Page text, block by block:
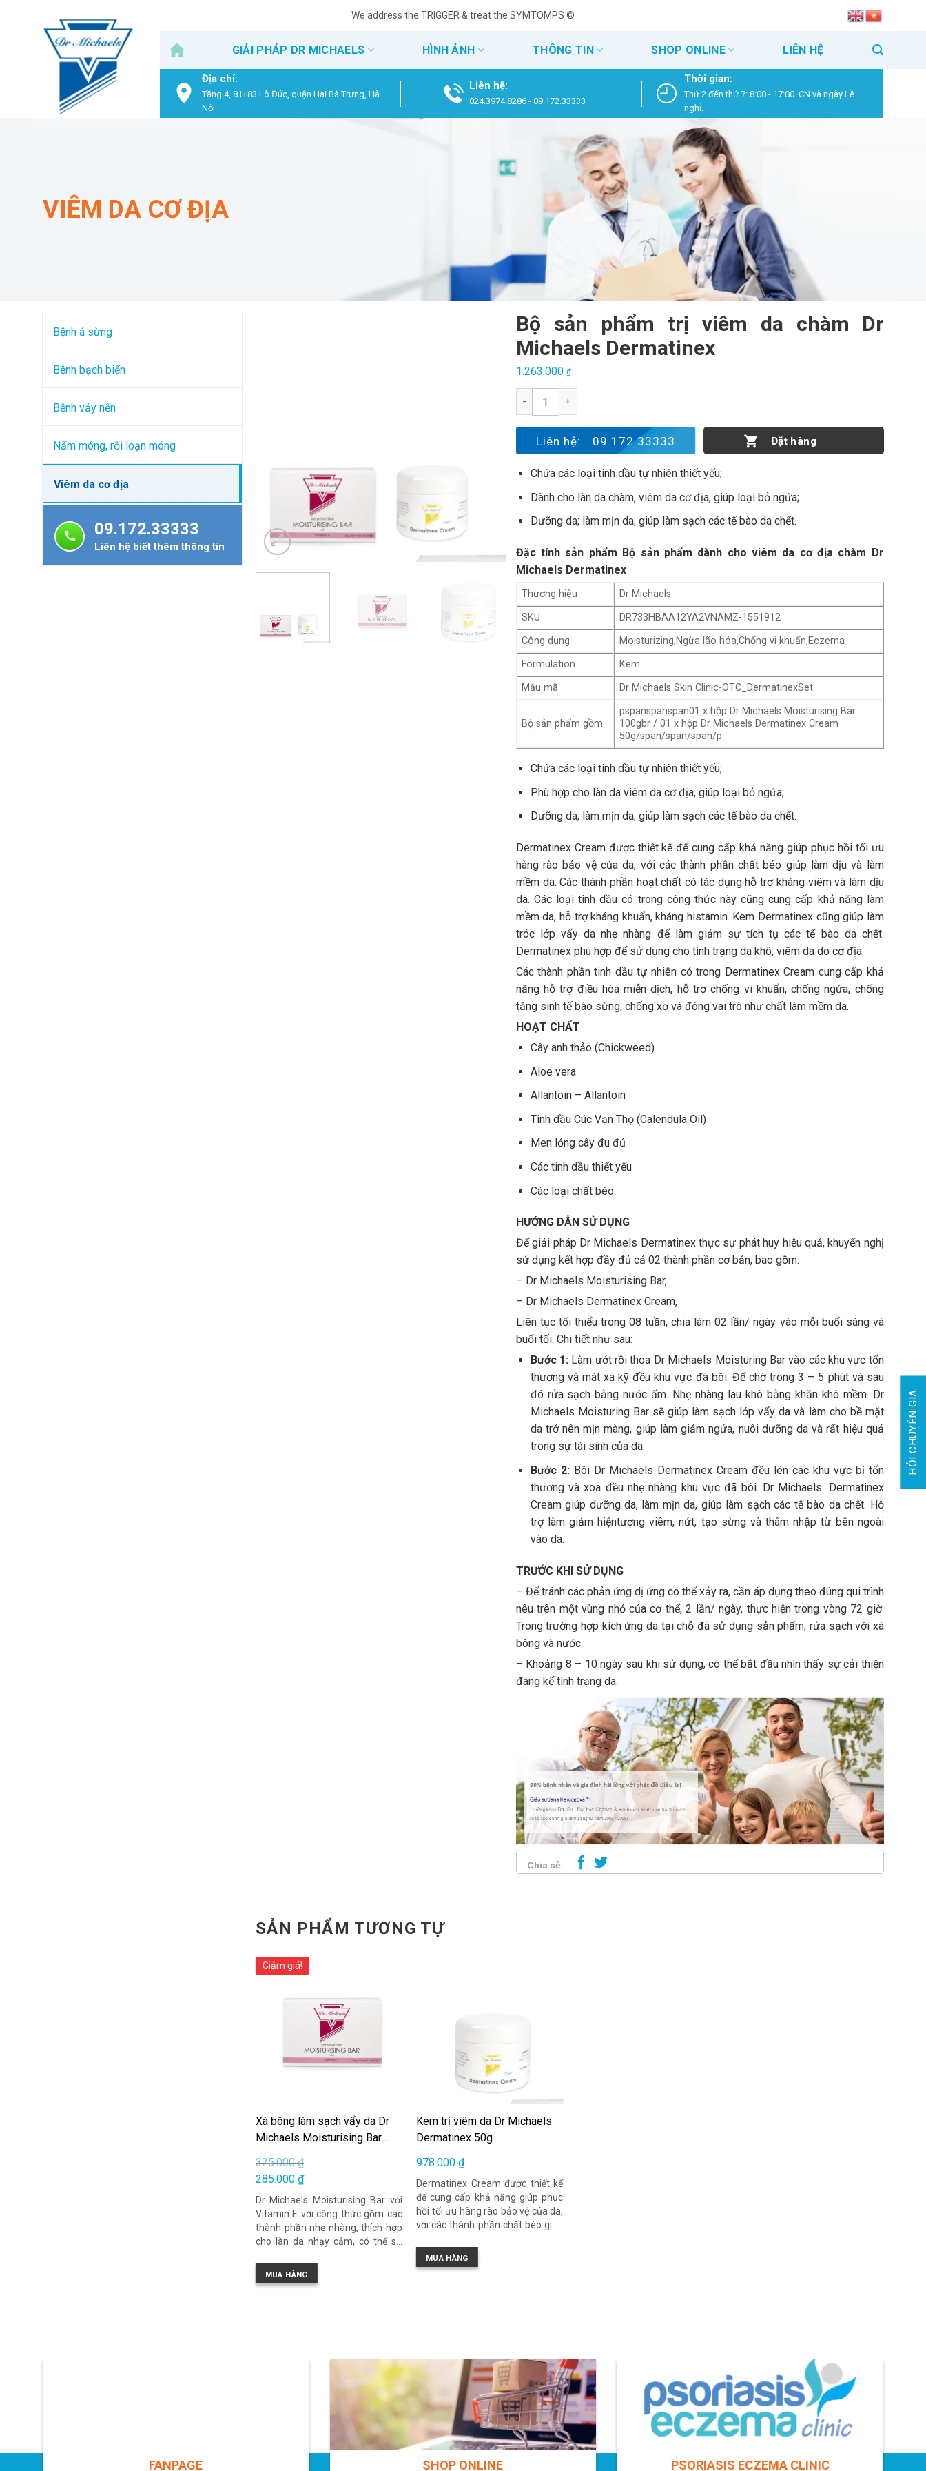
We address the TRIGGER & treat the SYMTOMPS ©
GIẢI PHÁP DR MICHAELS HÌNH ẢNH THÔNG TIN SHOP ONLINE LIÊN HỆ
Địa chỉ:
Tầng 4, 81+83 Lò Đúc, quận Hai Bà Trưng, Hà
Nội
Liên hệ:
024.3974.8286- 09.172.33333
Thời gian:
Thứ 2 đến thứ 7: 8:00 - 17:00. CN và ngày Lễ
nghỉ.
VIÊM DA CƠ ĐỊA
Bệnh á sừng
Bệnh bạch biến
Bệnh vảy nến
Nấm móng, rối loạn móng
Viêm da cơ địa
09.172.33333
Liên hệ biết thêm thông tin
Bộ sản phẩm trị viêm da chàm Dr
Michaels Dermatinex
1.263.000 ₫
Liên hệ: 09.172.33333 Đặt hàng
Chứa các loại tinh dầu tự nhiên thiết yếu;
Dành cho làn da chàm, viêm da cơ địa, giúp loại bỏ ngứa;
Dưỡng da; làm mịn da; giúp làm sạch các tế bào da chết.
Đặc tính sản phẩm Bộ sản phẩm dành cho viêm da cơ địa chàm Dr
Michaels Dermatinex
Thương hiệu
Dr Michaels
SKU
DR733HBAA12YA2VNAMZ-1551912
Công dụng
Moisturizing,Ngừa lão hóa,Chống vi khuẩn,Eczema
Formulation
Kem
Mẫu mã
Dr Michaels Skin Clinic-OTC_DermatinexSet
Bộ sản phẩm gồm
pspanspanspan01 x hộp Dr Michaels Moisturising Bar
100gbr / 01 x hộp Dr Michaels Dermatinex Cream
50g/span/span/span/p
Chứa các loại tinh dầu tự nhiên thiết yếu;
Phù hợp cho làn da viêm da cơ địa, giúp loại bỏ ngứa;
Dưỡng da; làm mịn da; giúp làm sạch các tế bào da chết.
Dermatinex Cream được thiết kế để cung cấp khả năng giúp phục hồi tối ưu
hàng rào bảo vệ của da, với các thành phần chất béo giúp làm dịu và làm
mềm da. Các thành phần hoạt chất có tác dụng hỗ trợ kháng viêm và làm dịu
da. Các loại tinh dầu có trong công thức này cũng cung cấp khả năng làm
mềm da, hỗ trợ kháng khuẩn, kháng histamin. Kem Dermatinex cũng giúp làm
tróc lớp vẩy da nhẹ nhàng để làm giảm sự tích tụ các tế bào da chết.
Dermatinex phù hợp để sử dụng cho tình trạng da khô, viêm da do cơ địa.
Các thành phần tinh dầu tự nhiên có trong Dermatinex Cream cung cấp khả
năng hỗ trợ điều hòa miễn dịch, hỗ trợ chống vi khuẩn, chống ngứa, chống
tăng sinh tế bào sừng, chống xơ và đóng vai trò như chất làm mềm da.
HOẠT CHẤT
Cây anh thảo (Chickweed)
Aloe vera
Allantoin – Allantoin
Tinh dầu Cúc Vạn Thọ (Calendula Oil)
Men lỏng cây đu đủ
Các tinh dầu thiết yếu
Các loại chất béo
HƯỚNG DẪN SỬ DỤNG
Để giải pháp Dr Michaels Dermatinex thực sự phát huy hiệu quả, khuyến nghị
sử dụng kết hợp đầy đủ cả 02 thành phần cơ bản, bao gồm:
– Dr Michaels Moisturising Bar,
– Dr Michaels Dermatinex Cream,
Liên tục tối thiểu trong 08 tuần, chia làm 02 lần/ ngày vào mỗi buổi sáng và
buổi tối. Chi tiết như sau:
Bước 1: Làm ướt rồi thoa Dr Michaels Moisturing Bar vào các khu vực tổn
thương và mát xa kỹ đều khu vực đã bôi. Để chờ trong 3 – 5 phút và sau
đó rửa sạch bằng nước ấm. Nhẹ nhàng lau khô bằng khăn khô mềm. Dr
Michaels Moisturing Bar sẽ giúp làm sạch lớp vẩy da và làm cho bề mặt
da trở nên mịn màng, giúp làm giảm ngứa, nuôi dưỡng da và rất hiệu quả
trong sự tái sinh của da.
Bước 2: Bôi Dr Michaels Dermatinex Cream đều lên các khu vực bị tổn
thương và xoa đều nhẹ nhàng khu vực đã bôi. Dr Michaels. Dermatinex
Cream giúp dưỡng da, làm mịn da, giúp làm sạch các tế bào da chết. Hỗ
trợ làm giảm hiệntượng viêm, nứt, tạo sừng và thâm nhập từ bên ngoài
vào da.
TRƯỚC KHI SỬ DỤNG
– Để tránh các phản ứng dị ứng có thể xảy ra, cần áp dụng theo đúng qui trình
nêu trên một vùng nhỏ của cơ thể, 2 lần/ ngày, thực hiện trong vòng 72 giờ.
Trong trường hợp kích ứng da tại chỗ đã sử dụng sản phẩm, rửa sạch với xà
bông và nước.
– Khoảng 8 – 10 ngày sau khi sử dụng, có thể bắt đầu nhìn thấy sự cải thiện
đáng kể tình trạng da.
Chia sẻ:
SẢN PHẨM TƯƠNG TỰ
Giảm giá!
Xà bông làm sạch vẩy da Dr
Michaels Moisturising Bar
325.000₫
Giá
gốc
là:
325.000 ₫.
285.000 ₫
hiện
tại
là:
285.000 ₫.
Dr Michaels Moisturising Bar với
Vitamin E với công thức gồm các
thành phần nhẹ nhàng, thích hợp
cho làn da nhạy cảm, có thể sử
trong việc bổ sung thêm các loại
dầu tự nhiên cho da
MUA HÀNG
Kem trị viêm da Dr Michaels
Dermatinex 50g
978.000₫
Dermatinex Cream được thiết kế
để cung cấp khả năng giúp phục
hồi tối ưu hàng rào bảo vệ của da,
với các thành phần chất béo giúp
thành phần hoạt chất có tác dụng
hỗ trợ kháng viêm và làm dịu da.
tế bào da chết. Dermatinex phù
hợp để sử dụng cho tình trạng da
khô, viêm da do cơ địa.
MUA HÀNG
FANPAGE SHOP ONLINE PSORIASIS ECZEMA CLINIC
HỎI CHUYÊN GIA